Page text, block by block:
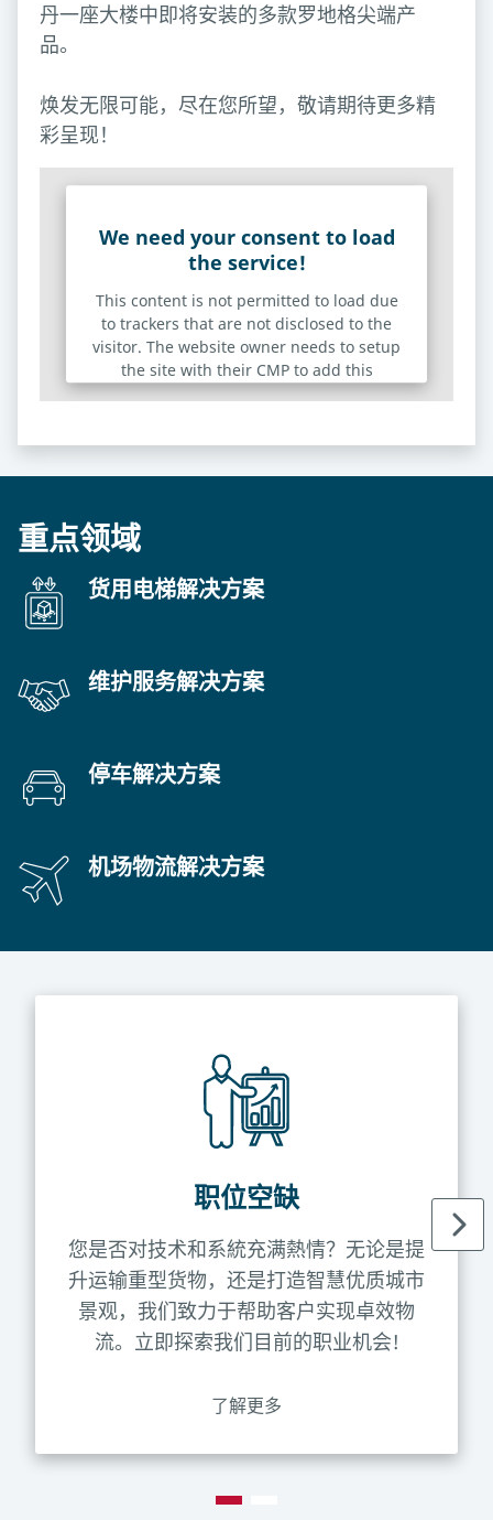
丹一座大楼中即将安装的多款罗地格尖端产
品。
焕发无限可能，尽在您所望，敬请期待更多精
彩呈现！
We need your consent to load
the service!
This content is not permitted to load due
to trackers that are not disclosed to the
visitor. The website owner needs to setup
the site with their CMP to add this
content to the list of technologies used.
Platform
重点领域
货用电梯解决方案
维护服务解决方案
停车解决方案
机场物流解决方案
职位空缺
您是否对技术和系統充满熱情？无论是提
升运输重型货物，还是打造智慧优质城市
景观，我们致力于帮助客户实现卓效物
流。立即探索我们目前的职业机会!
了解更多